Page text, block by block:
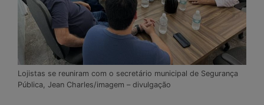
Lojistas se reuniram com o secretário municipal de Segurança
Pública, Jean Charles/imagem – divulgação